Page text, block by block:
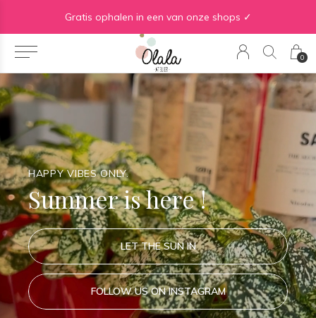
0
WE ♡ TO REDUCE & RECYCLE
HAPPY VIBES ONLY.
Summer is here !
LET THE SUN IN
FOLLOW US ON INSTAGRAM